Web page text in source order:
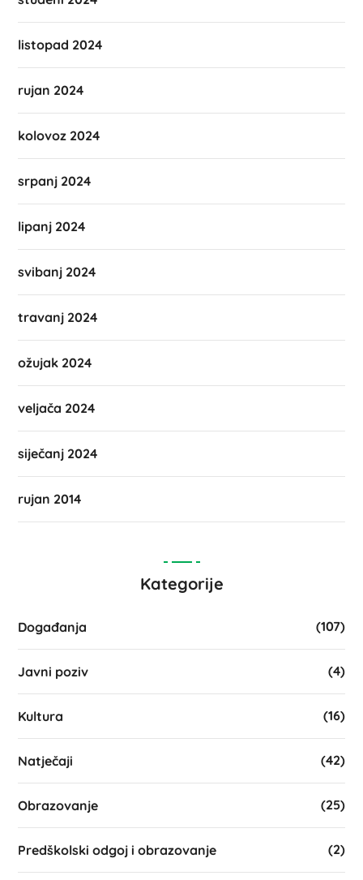
listopad 2024
rujan 2024
kolovoz 2024
srpanj 2024
lipanj 2024
svibanj 2024
travanj 2024
ožujak 2024
veljača 2024
siječanj 2024
rujan 2014
Kategorije
Događanja (107)
Javni poziv (4)
Kultura (16)
Natječaji (42)
Obrazovanje (25)
Predškolski odgoj i obrazovanje (2)